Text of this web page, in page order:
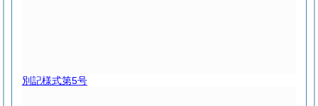
別記様式第5号